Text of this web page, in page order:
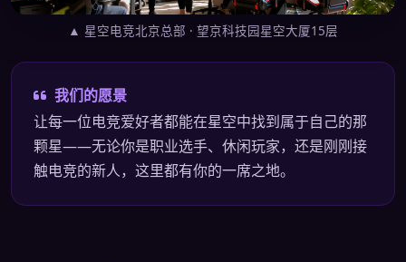
▲ 星空电竞北京总部 · 望京科技园星空大厦15层
我们的愿景
让每一位电竞爱好者都能在星空中找到属于自己的那
颗星——无论你是职业选手、休闲玩家，还是刚刚接
触电竞的新人，这里都有你的一席之地。